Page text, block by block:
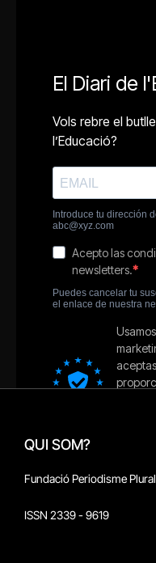
QUI SOM?
Fundació Periodisme Plural
ISSN 2339 - 9619